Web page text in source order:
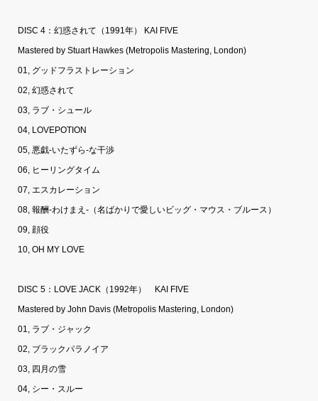
DISC 4：幻惑されて（1991年） KAI FIVE
Mastered by Stuart Hawkes (Metropolis Mastering, London)
01, グッドフラストレーション
02, 幻惑されて
03, ラブ・シュール
04, LOVEPOTION
05, 悪戯-いたずら-な干渉
06, ヒーリングタイム
07, エスカレーション
08, 報酬-わけまえ-（名ばかりで愛しいビッグ・マウス・ブルース）
09, 顔役
10, OH MY LOVE
DISC 5：LOVE JACK（1992年） KAI FIVE
Mastered by John Davis (Metropolis Mastering, London)
01, ラブ・ジャック
02, ブラックパラノイア
03, 四月の雪
04, シー・スルー